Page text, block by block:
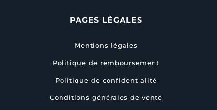
PAGES LÉGALES
Mentions légales
Politique de remboursement
Politique de confidentialité
Conditions générales de vente